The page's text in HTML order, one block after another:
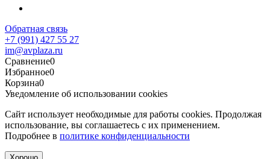
Обратная связь
+7 (991) 427 55 27
im@avplaza.ru
Сравнение0
Избранное0
Корзина0
Уведомление об использовании cookies
Сайт использует необходимые для работы cookies. Продолжая
использование, вы соглашаетесь с их применением.
Подробнее в политике конфиденциальности
Хорошо